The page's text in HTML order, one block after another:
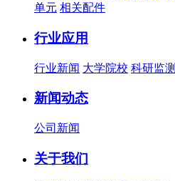
单元 相关配件
行业应用
行业新闻 大学院校 科研监测
新闻动态
公司新闻
关于我们